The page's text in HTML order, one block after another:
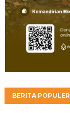
BERITA POPULER